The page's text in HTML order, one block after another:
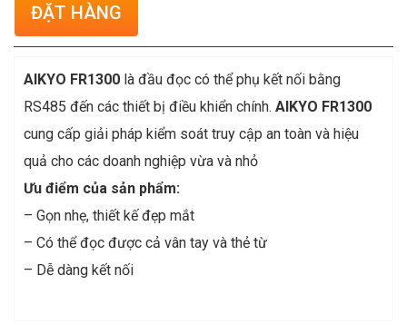
ĐẶT HÀNG
AIKYO FR1300 là đầu đọc có thể phụ kết nối bằng
RS485 đến các thiết bị điều khiển chính. AIKYO FR1300
cung cấp giải pháp kiểm soát truy cập an toàn và hiệu
quả cho các doanh nghiệp vừa và nhỏ
Ưu điểm của sản phẩm:
– Gọn nhẹ, thiết kế đẹp mắt
– Có thể đọc được cả vân tay và thẻ từ
– Dễ dàng kết nối